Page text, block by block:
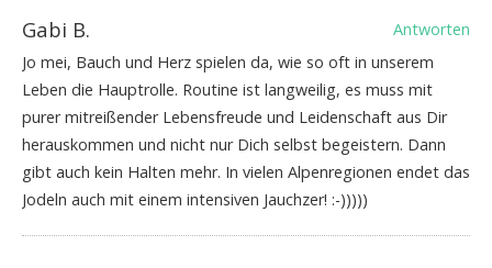
Gabi B.
Antworten
Jo mei, Bauch und Herz spielen da, wie so oft in unserem
Leben die Hauptrolle. Routine ist langweilig, es muss mit
purer mitreißender Lebensfreude und Leidenschaft aus Dir
herauskommen und nicht nur Dich selbst begeistern. Dann
gibt auch kein Halten mehr. In vielen Alpenregionen endet das
Jodeln auch mit einem intensiven Jauchzer! :-)))))